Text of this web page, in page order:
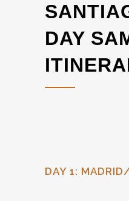
DAY
DAY 1: